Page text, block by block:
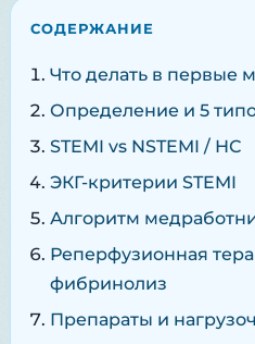
СОДЕРЖАНИЕ
Что делать в первые
Определение и 5
STEMI vs NSTEMI / НС
ЭКГ-критерии STEMI
Алгоритм
Реперфузионная
фибринолиз
Препараты и